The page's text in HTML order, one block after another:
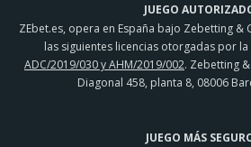
JUEGO
ZEbet.es, opera en España bajo Zebetting &
las siguientes licencias otorgadas por la
ADC/2019/030 y AHM/2019/002. Zebetting
Diagonal 458, planta 8, 08006
JUEGO MÁS